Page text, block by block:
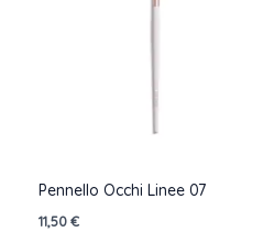
Pennello Occhi Linee 07
11,50€